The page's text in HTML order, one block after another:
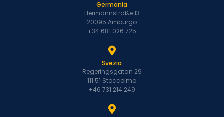
Germania
Hermannstraße 13
20095 Amburgo
+34 681 026 725
Svezia
Regeringsgatan 29
111 51 Stoccolma
+46 731 214 249